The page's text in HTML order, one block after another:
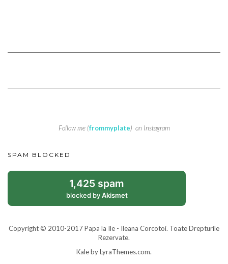
Follow me (frommyplate) on Instagram
SPAM BLOCKED
1,425 spam
blocked byAkismet
Copyright © 2010-2017 Papa la Ile - Ileana Corcotoi. Toate Drepturile
Rezervate.
Kaleby LyraThemes.com.